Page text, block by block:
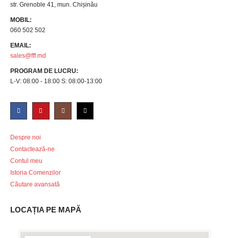
str. Grenoble 41, mun. Chișinău
MOBIL:
060 502 502
EMAIL:
sales@fff.md
PROGRAM DE LUCRU:
L-V: 08:00 - 18:00 S: 08:00-13:00
Despre noi
Contactează-ne
Contul meu
Istoria Comenzilor
Căutare avansată
LOCAȚIA PE MAPĂ